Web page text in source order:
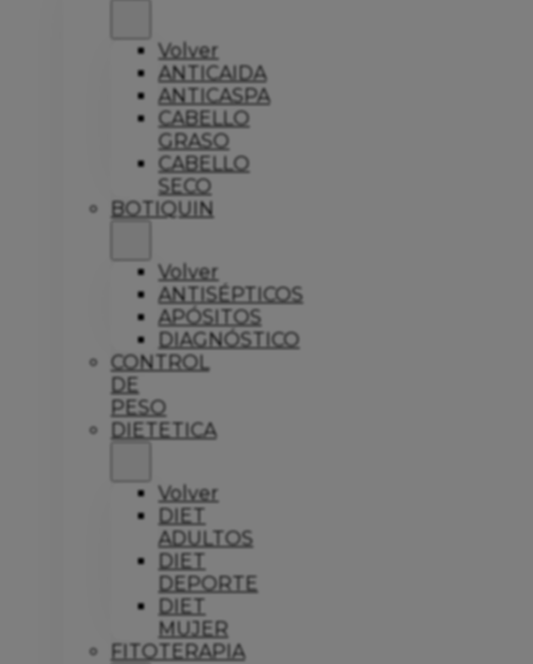
Volver
ANTICAIDA
ANTICASPA
CABELLO
GRASO
CABELLO
SECO
BOTIQUIN
Volver
ANTISÉPTICOS
APÓSITOS
DIAGNÓSTICO
CONTROL
DE
PESO
DIETETICA
Volver
DIET
ADULTOS
DIET
DEPORTE
DIET
MUJER
FITOTERAPIA